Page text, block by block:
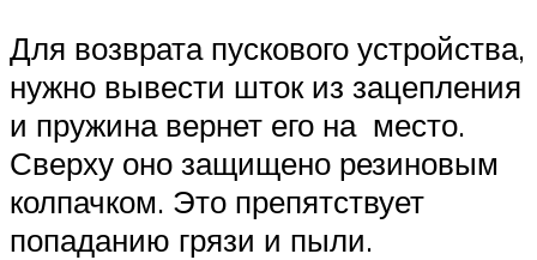
Для возврата пускового устройства,
нужно вывести шток из зацепления
и пружина вернет его на место.
Сверху оно защищено резиновым
колпачком. Это препятствует
попаданию грязи и пыли.